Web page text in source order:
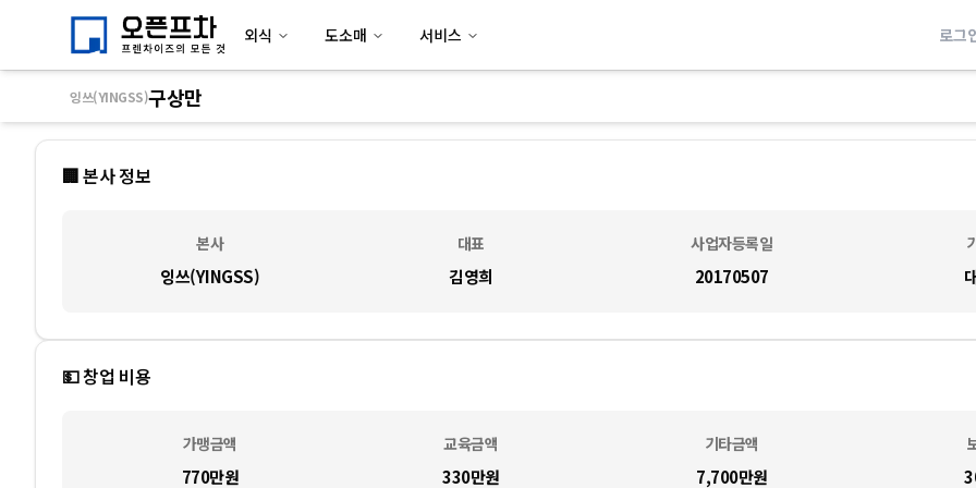
🏢 본사 정보
본사 대표 사업자등록일
잉쓰(YINGSS) 김영희 20170507
잉쓰(YINGSS)구상만
💵 창업 비용
가맹금액 교육금액 기타금액
770만원 330만원 7,700만원
외식 도소매 서비스 로그